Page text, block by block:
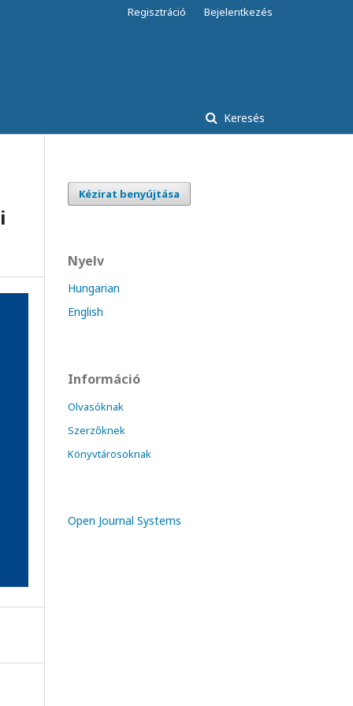
Keresés
Regisztráció Bejelentkezés
Kézirat benyújtása
Nyelv
Hungarian
English
Információ
Olvasóknak
Szerzőknek
Könyvtárosoknak
Open Journal Systems